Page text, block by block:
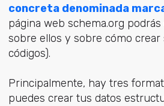
concreta denominada
página web schema.org
sobre ellos y sobre cómo
códigos).
Principalmente, hay tres
puedes crear tus datos